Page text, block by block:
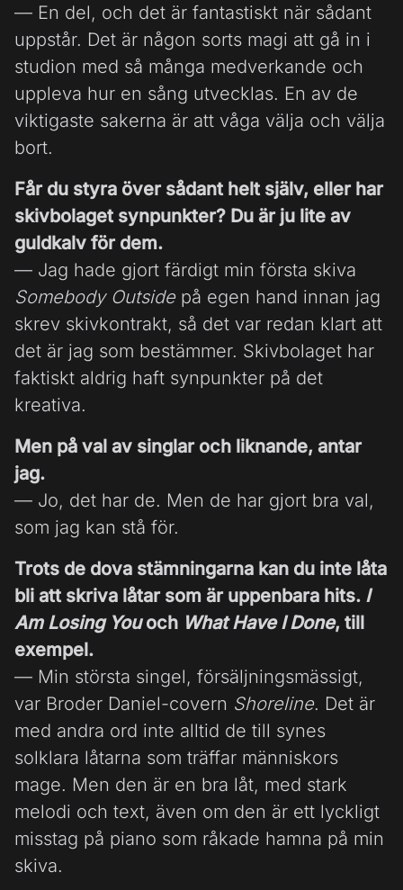
— En del, och det är fantastiskt när sådant
uppstår. Det är någon sorts magi att gå in i
studion med så många medverkande och
uppleva hur en sång utvecklas. En av de
viktigaste sakerna är att våga välja och välja
bort.
Får du styra över sådant helt själv, eller har
skivbolaget synpunkter? Du är ju lite av
guldkalv för dem.
— Jag hade gjort färdigt min första skiva
Somebody Outsidepå egen hand innan jag
skrev skivkontrakt, så det var redan klart att
det är jag som bestämmer. Skivbolaget har
faktiskt aldrig haft synpunkter på det
kreativa.
Men på val av singlar och liknande, antar
jag.
— Jo, det har de. Men de har gjort bra val,
som jag kan stå för.
Trots de dova stämningarna kan du inte låta
bli att skriva låtar som är uppenbara hits. I
Am Losing Youoch What Have I Done, till
exempel.
— Min största singel, försäljningsmässigt,
var Broder Daniel-covern Shoreline. Det är
med andra ord inte alltid de till synes
solklara låtarna som träffar människors
mage. Men den är en bra låt, med stark
melodi och text, även om den är ett lyckligt
misstag på piano som råkade hamna på min
skiva.